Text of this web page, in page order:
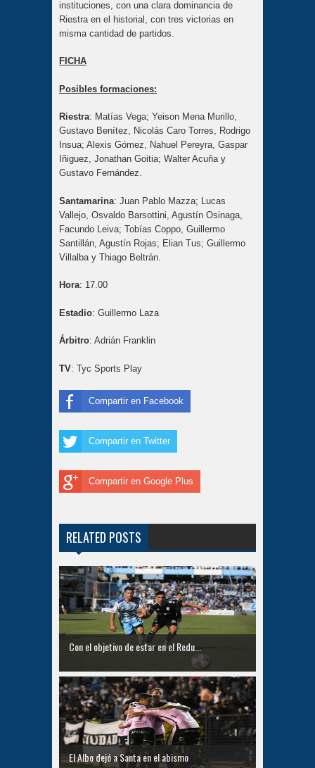
instituciones, con una clara dominancia de
Riestra en el historial, con tres victorias en
misma cantidad de partidos.
FICHA
Posibles formaciones:
Riestra: Matías Vega; Yeison Mena Murillo,
Gustavo Benítez, Nicolás Caro Torres, Rodrigo
Insua; Alexis Gómez, Nahuel Pereyra, Gaspar
Iñiguez, Jonathan Goitia; Walter Acuña y
Gustavo Fernández.
Santamarina: Juan Pablo Mazza; Lucas
Vallejo, Osvaldo Barsottini, Agustín Osinaga,
Facundo Leiva; Tobías Coppo, Guillermo
Santillán, Agustín Rojas; Elian Tus; Guillermo
Villalba y Thiago Beltrán.
Hora: 17.00
Estadio: Guillermo Laza
Árbitro: Adrián Franklin
TV: Tyc Sports Play
Compartir en Facebook
Compartir en Twitter
Compartir en Google Plus
RELATED POSTS
Con el objetivo de estar en el Redu...
El Albo dejó a Santa en el abismo